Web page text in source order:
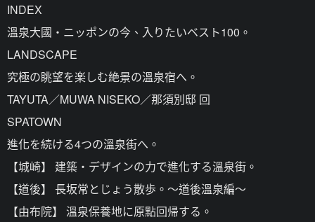
INDEX
溫泉大國・ニッポンの今、入りたいベスト100。
LANDSCAPE
究極の眺望を楽しむ絶景の溫泉宿へ。
TAYUTA／MUWA NISEKO／那須別邸 回
SPATOWN
進化を続ける4つの溫泉街へ。
【城崎】 建築・デザインの力で進化する溫泉街。
【道後】 長坂常とじょう散歩。～道後溫泉編～
【由布院】 溫泉保養地に原點回帰する。